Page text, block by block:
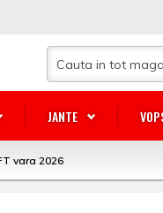
JANTE
vara 2026